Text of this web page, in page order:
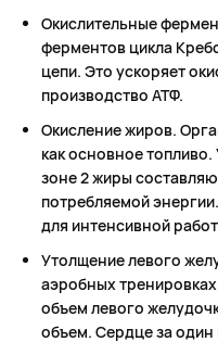
Окислительные
ферментов цикла
цепи. Это ускоряет
производство АТФ.
Окисление жиров.
как основное
зоне 2 жиры
потребляемой
для интенсивной
Утолщение левого
аэробных
объем левого
объем. Сердце за один